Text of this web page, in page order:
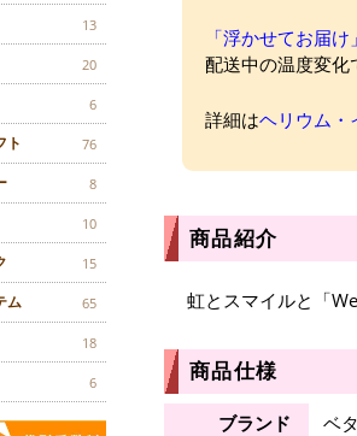
13
20
6
ト 76
8
10
15
ム 65
18
6
「浮かせてお届
配送中の温度変化
詳細はヘリウム・
商品紹介
虹とスマイルと「
商品仕様
ブランド
ベ